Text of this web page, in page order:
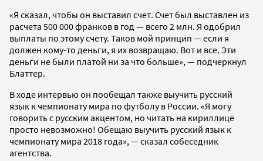
«Я сказал, чтобы он выставил счет. Счет был выставлен из
расчета 500 000 франков в год — всего 2 млн. Я одобрил
выплаты по этому счету. Таков мой принцип — если я
должен кому-то деньги, я их возвращаю. Вот и все. Эти
деньги не были платой ни за что больше», — подчеркнул
Блаттер.
В ходе интервью он пообещал также выучить русский
язык к чемпионату мира по футболу в России. «Я могу
говорить с русским акцентом, но читать на кириллице
просто невозможно! Обещаю выучить русский язык к
чемпионату мира 2018 года», — сказал собеседник
агентства.